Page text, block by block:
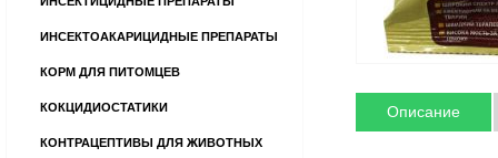
Описание
ИНСЕКТОАКАРИЦИДНЫЕ ПРЕПАРАТЫ
КОРМ ДЛЯ ПИТОМЦЕВ
КОКЦИДИОСТАТИКИ
КОНТРАЦЕПТИВЫ ДЛЯ ЖИВОТНЫХ